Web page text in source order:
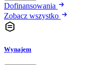
Dofinansowania
Zobacz wszystko
Wynajem